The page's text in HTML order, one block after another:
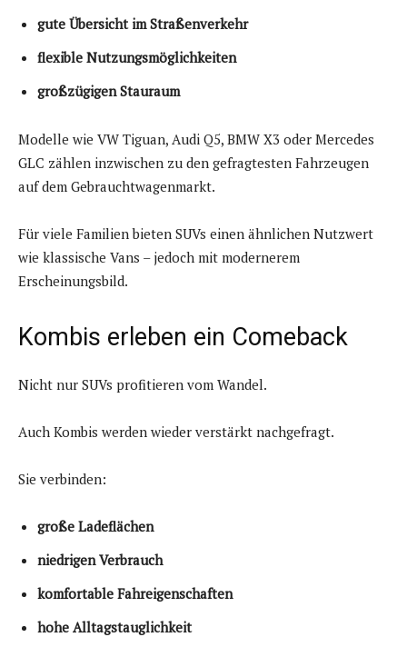
gute Übersicht im Straßenverkehr
flexible Nutzungsmöglichkeiten
großzügigen Stauraum
Modelle wie VW Tiguan, Audi Q5, BMW X3 oder Mercedes
GLC zählen inzwischen zu den gefragtesten Fahrzeugen
auf dem Gebrauchtwagenmarkt.
Für viele Familien bieten SUVs einen ähnlichen Nutzwert
wie klassische Vans – jedoch mit modernerem
Erscheinungsbild.
Kombis erleben ein Comeback
Nicht nur SUVs profitieren vom Wandel.
Auch Kombis werden wieder verstärkt nachgefragt.
Sie verbinden:
große Ladeflächen
niedrigen Verbrauch
komfortable Fahreigenschaften
hohe Alltagstauglichkeit